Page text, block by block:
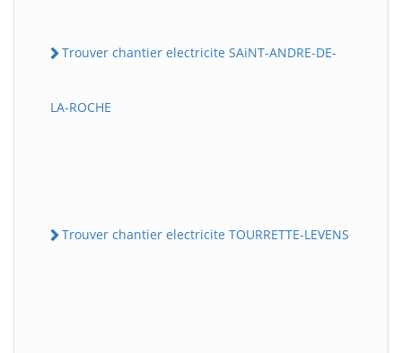
Trouver chantier electricite SAiNT-ANDRE-DE-
LA-ROCHE
Trouver chantier electricite TOURRETTE-LEVENS